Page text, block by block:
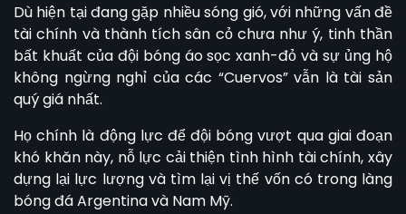
Dù hiện tại đang gặp nhiều sóng gió, với những vấn đề
tài chính và thành tích sân cỏ chưa như ý, tinh thần
bất khuất của đội bóng áo sọc xanh-đỏ và sự ủng hộ
không ngừng nghỉ của các “Cuervos” vẫn là tài sản
quý giá nhất.
Họ chính là động lực để đội bóng vượt qua giai đoạn
khó khăn này, nỗ lực cải thiện tình hình tài chính, xây
dựng lại lực lượng và tìm lại vị thế vốn có trong làng
bóng đá Argentina và Nam Mỹ.